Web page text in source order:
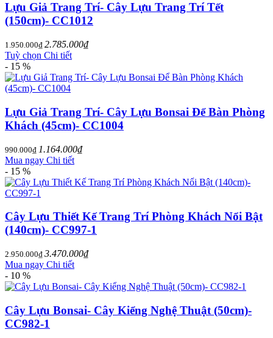
Lựu Giả Trang Trí- Cây Lựu Trang Trí Tết
(150cm)- CC1012
1.950.000₫ 2.785.000₫
Tuỳ chọn Chi tiết
- 15 %
Lựu Giả Trang Trí- Cây Lựu Bonsai Để Bàn Phòng
Khách (45cm)- CC1004
990.000₫ 1.164.000₫
Mua ngay Chi tiết
- 15 %
Cây Lựu Thiết Kế Trang Trí Phòng Khách Nổi Bật
(140cm)- CC997-1
2.950.000₫ 3.470.000₫
Mua ngay Chi tiết
- 10 %
Cây Lựu Bonsai- Cây Kiểng Nghệ Thuật (50cm)-
CC982-1